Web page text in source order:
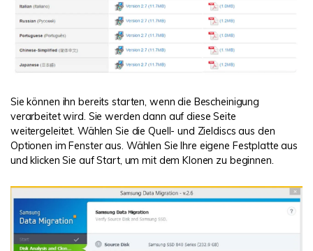
Sie können ihn bereits starten, wenn die Bescheinigung
verarbeitet wird. Sie werden dann auf diese Seite
weitergeleitet. Wählen Sie die Quell- und Zieldiscs aus den
Optionen im Fenster aus. Wählen Sie Ihre eigene Festplatte aus
und klicken Sie auf Start, um mit dem Klonen zu beginnen.